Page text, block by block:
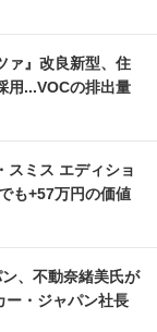
ァ』改良新型、住
用...VOCの排出量
スミス エディショ
も+57万円の価値
、不動奈緒美氏が
ー・ジャパン社長